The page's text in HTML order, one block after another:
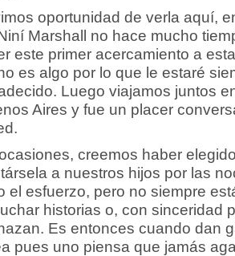
oportunidad de verla aquí,
Marshall no hace mucho
este primer acercamiento a
es algo por lo que le estaré
Luego viajamos juntos
Aires y fue un placer
creemos haber
a nuestros hijos por las
el esfuerzo, pero no siempre
historias o, con sinceridad
Es entonces cuando dan
pues uno piensa que jamás